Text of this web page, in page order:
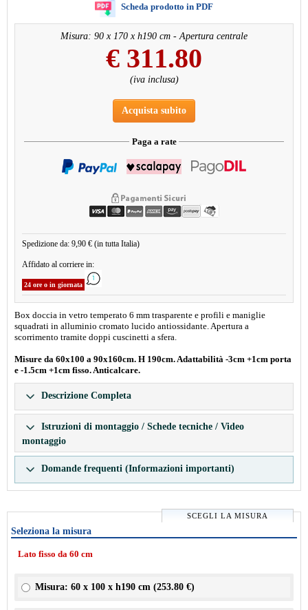
Scheda prodotto in PDF
Misura: 90 x 170 x h190 cm - Apertura centrale
€ 311.80
(iva inclusa)
Acquista subito
Paga a rate
Spedizione da: 9,90 € (in tutta Italia)
Affidato al corriere in:
24 ore o in giornata
Box doccia in vetro temperato 6 mm trasparente e profili e maniglie
squadrati in alluminio cromato lucido antiossidante. Apertura a
scorrimento tramite doppi cuscinetti a sfera.
Misure da 60x100 a 90x160cm. H 190cm. Adattabilità -3cm +1cm porta
e -1.5cm +1cm fisso. Anticalcare.
Descrizione Completa
Istruzioni di montaggio / Schede tecniche / Video
montaggio
Domande frequenti (Informazioni importanti)
SCEGLI LA MISURA
Seleziona la misura
Lato fisso da 60 cm
Misura: 60 x 100 x h190 cm (253.80 €)